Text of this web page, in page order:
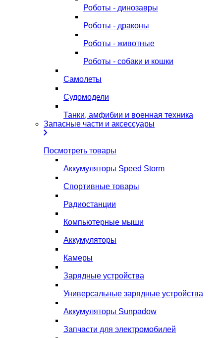
Роботы - динозавры
Роботы - драконы
Роботы - животные
Роботы - собаки и кошки
Самолеты
Судомодели
Танки, амфибии и военная техника
Запасные части и аксессуары
Посмотреть товары
Аккумуляторы Speed Storm
Спортивные товары
Радиостанции
Компьютерные мыши
Аккумуляторы
Камеры
Зарядные устройства
Универсальные зарядные устройства
Аккумуляторы Sunpadow
Запчасти для электромобилей